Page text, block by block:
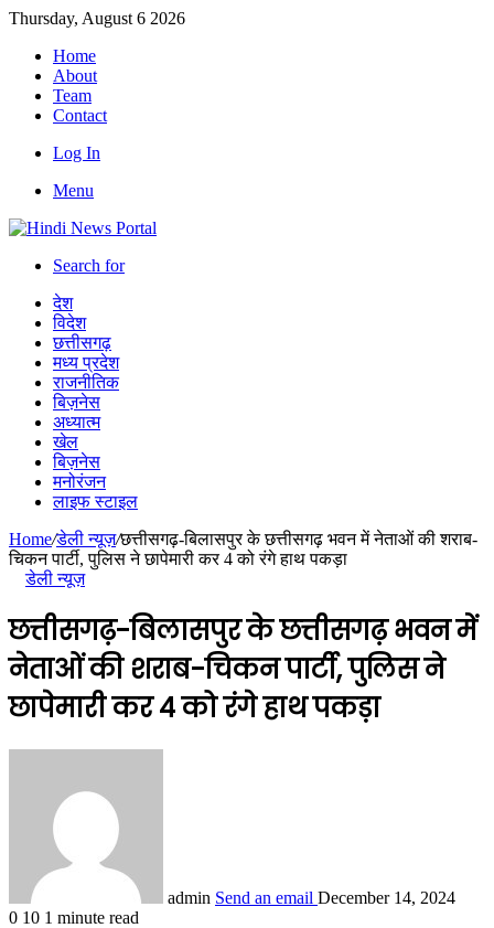
Thursday, August 6 2026
Home
About
Team
Contact
Log In
Menu
Search for
देश
विदेश
छत्तीसगढ़
मध्य प्रदेश
राजनीतिक
बिज़नेस
अध्यात्म
खेल
बिज़नेस
मनोरंजन
लाइफ स्टाइल
Home/डेली न्यूज़/छत्तीसगढ़-बिलासपुर के छत्तीसगढ़ भवन में नेताओं की शराब-
चिकन पार्टी, पुलिस ने छापेमारी कर 4 को रंगे हाथ पकड़ा
डेली न्यूज़
छत्तीसगढ़-बिलासपुर के छत्तीसगढ़ भवन में
नेताओं की शराब-चिकन पार्टी, पुलिस ने
छापेमारी कर 4 को रंगे हाथ पकड़ा
admin Send an email December 14, 2024
0 10 1 minute read